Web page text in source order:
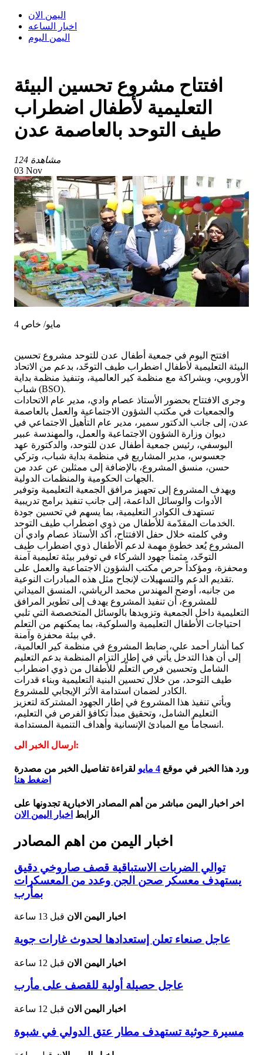
اليمن الان
اخبار الساعه
اليمن اليوم
افتتاح مشروع تحسين البيئة
التعليمية لأطفال اضطراب
طيف التوحد بالعاصمة عدن
124 مشاهدة
03 Nov
4 مايو/ خاص
افتتح اليوم في جمعية أطفال عدن للتوحد مشروع تحسين
البيئة التعليمية لأطفال اضطراب طيف التوحّد، بدعم من الاتحاد
الأوروبي، وبشراكة مع منظمة كير العالمية، وتنفيذ منظمة بداية
شباب (BSO).
وجرى الافتتاح بحضور الأستاذ عصام وادي، مدير عام الاتحادات
والجمعيات في مكتب الشؤون الاجتماعية والعمل بالعاصمة
عدن، إلى جانب الدكتور سمير، مدير عام التأهيل الاجتماعي في
ديوان وزارة الشؤون الاجتماعية والعمل، والمهندسة عبير
اليوسفي، رئيس جمعية أطفال عدن للتوحد، والدكتورة عهد
جعسوس، مدير المشاريع في منظمة بداية شباب، وتركي
حسن، منسق المشروع، بالإضافة إلى ممثلين عن عدد من
الجهات الحكومية والمنظمات الدولية.
ويهدف المشروع إلى تجهيز مرافق الجمعية التعليمية وتوفير
الأدوات والوسائل الداعمة، إلى جانب تنفيذ برامج تدريبية
تستهدف الكوادر التعليمية، بما يسهم في تحسين جودة
الخدمات المقدّمة للأطفال من ذوي اضطراب طيف التوحد.
وفي كلمته خلال حفل الافتتاح، أكد الأستاذ عصام وادي أن
المشروع يُعد خطوة مهمة لدعم الأطفال ذوي اضطراب طيف
التوحّد، مثمناً جهود الشركاء في توفير بيئة تعليمية آمنة
ومحفزة، ومؤكداً حرص مكتب الشؤون الاجتماعية والعمل على
تقديم الدعم والتسهيلات لإنجاح مثل هذه المبادرات النوعية.
من جانبه، أوضح المهندس محمد الرياشي، المنسق الميداني
للمشروع، أن تنفيذ المشروع يهدف إلى تطوير المرافق
التعليمية داخل الجمعية وتزويدها بالوسائل المتخصصة التي تلبي
احتياجات الأطفال التعليمية والسلوكية، بما يمكنهم من التعلم
في بيئة محفزة وآمنة.
كما أشار أحمد علي، ضابط المشروع في منظمة كير العالمية،
إلى أن هذا التدخل يأتي في إطار التزام المنظمة بدعم التعليم
الشامل وتحسين فرص التعلّم للأطفال من ذوي اضطراب
طيف التوحد، من خلال تحسين البنية التعليمية وبناء قدرات
الكادر لضمان استدامة الأثر الإيجابي للمشروع.
ويأتي تنفيذ هذا المشروع في إطار الجهود المشتركة لتعزيز
التعليم الشامل، وتحقيق مبدأ تكافؤ الفرص في التعليم،
انسجاماً مع المبادئ الإنسانية وأهداف التنمية المستدامة.
ارسال الخبر الى:
ورد هذا الخبر في موقع 4 مايو
لقراءة تفاصيل الخبر من مصدرة
اضغط هنا
اخر اخبار اليمن مباشر من أهم المصادر الاخبارية تجدونها على
الرابط اخبار اليمن الان
اخبار اليمن من اهم المصادر
توالي الضربات الاستباقية قصف صاروخي دقيق
يستهدف معسكر صحن الجن وعدد من المعسكرات
بمأرب
اخبار اليمن الان قبل 13 ساعة
عاجل صنعاء تعلن إستعدادها لحدوث غارات جوية
اخبار اليمن الان قبل 12 ساعة
عاجل حصيلة أولية للقصف على مأرب
اخبار اليمن الان قبل 12 ساعة
مسيرة حوثية تستهدف مطار عتق الدولي في شبوة